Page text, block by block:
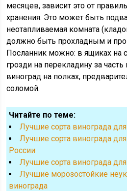
месяцев, зависит это от
хранения. Это может быть
неотапливаемая комната
должно быть прохладным и
Посланник можно: в ящиках на
грозди на перекладину за
виноград на полках,
соломой.
Читайте по теме:
Лучшие сорта винограда
Лучшие сорта винограда
России
Лучшие сорта винограда
Лучшие морозостойкие
винограда